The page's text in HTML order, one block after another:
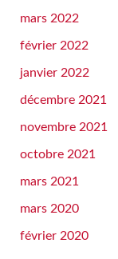
mars 2022
février 2022
janvier 2022
décembre 2021
novembre 2021
octobre 2021
mars 2021
mars 2020
février 2020